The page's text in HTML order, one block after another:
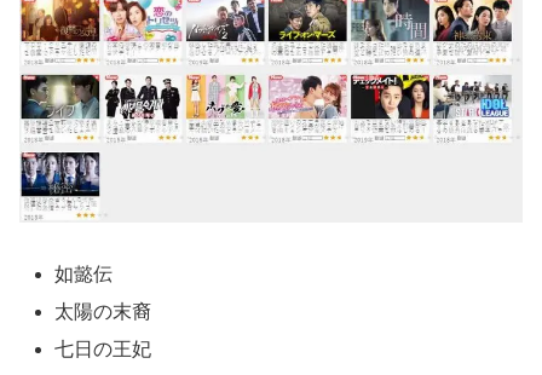
如懿伝
太陽の末裔
七日の王妃